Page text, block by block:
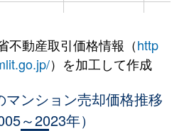
万円 南郷18丁目
徒歩
万円 大谷地
不動産取引価格情報（http
）を加工して作成
マンション売却価格推移
～2023年）